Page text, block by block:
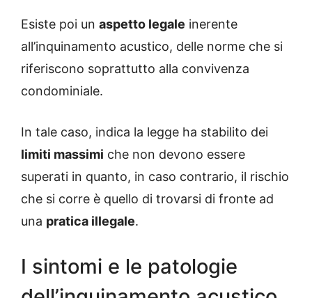
Esiste poi un aspetto legale inerente
all’inquinamento acustico, delle norme che si
riferiscono soprattutto alla convivenza
condominiale.
In tale caso, indica la legge ha stabilito dei
limiti massimi che non devono essere
superati in quanto, in caso contrario, il rischio
che si corre è quello di trovarsi di fronte ad
una pratica illegale.
I sintomi e le patologie